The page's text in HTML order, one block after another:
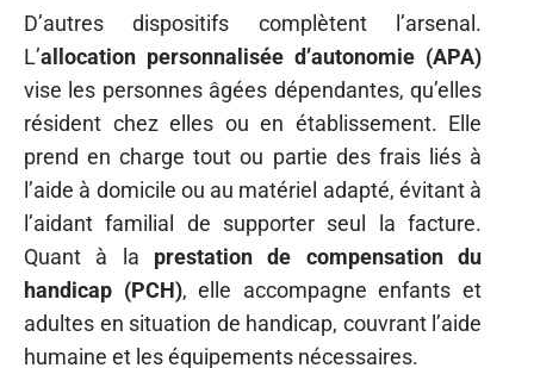
D’autres dispositifs complètent l’arsenal.
L’allocation personnalisée d’autonomie (APA)
vise les personnes âgées dépendantes, qu’elles
résident chez elles ou en établissement. Elle
prend en charge tout ou partie des frais liés à
l’aide à domicile ou au matériel adapté, évitant à
l’aidant familial de supporter seul la facture.
Quant à la prestation de compensation du
handicap (PCH), elle accompagne enfants et
adultes en situation de handicap, couvrant l’aide
humaine et les équipements nécessaires.